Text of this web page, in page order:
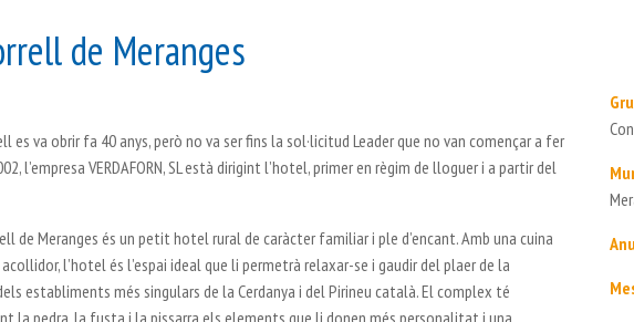
de Meranges
es va obrir fa 40 anys, però no va ser fins la sol·licitud Leader que no van començar a fer
l’empresa VERDAFORN, SL està dirigint l’hotel, primer en règim de lloguer i a partir del
de Meranges és un petit hotel rural de caràcter familiar i ple d’encant. Amb una cuina
l’hotel és l’espai ideal que li permetrà relaxar-se i gaudir del plaer de la
establiments més singulars de la Cerdanya i del Pirineu català. El complex té
la pedra, la fusta i la pissarra els elements que li donen més personalitat i una